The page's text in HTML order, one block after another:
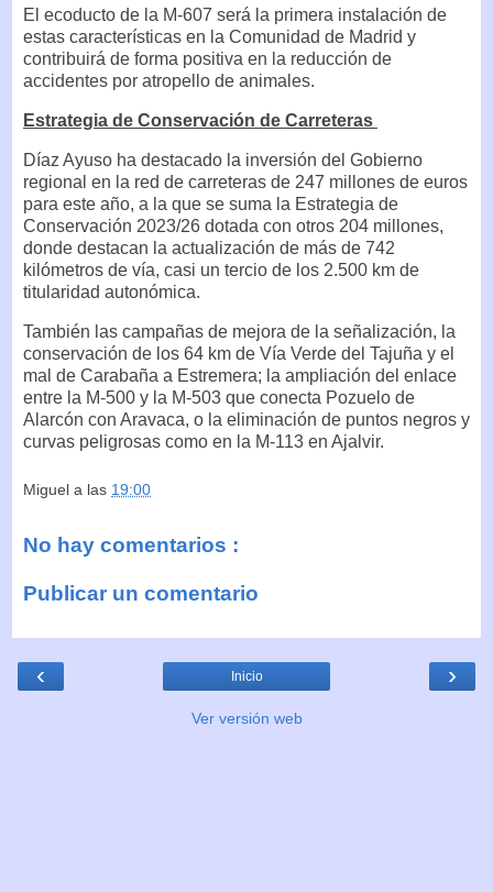
El ecoducto de la M-607 será la primera instalación de
estas características en la Comunidad de Madrid y
contribuirá de forma positiva en la reducción de
accidentes por atropello de animales.
Estrategia de Conservación de Carreteras
Díaz Ayuso ha destacado la inversión del Gobierno
regional en la red de carreteras de 247 millones de euros
para este año, a la que se suma la Estrategia de
Conservación 2023/26 dotada con otros 204 millones,
donde destacan la actualización de más de 742
kilómetros de vía, casi un tercio de los 2.500 km de
titularidad autonómica.
También las campañas de mejora de la señalización, la
conservación de los 64 km de Vía Verde del Tajuña y el
mal de Carabaña a Estremera; la ampliación del enlace
entre la M-500 y la M-503 que conecta Pozuelo de
Alarcón con Aravaca, o la eliminación de puntos negros y
curvas peligrosas como en la M-113 en Ajalvir.
Miguel a las 19:00
No hay comentarios :
Publicar un comentario
‹ ›
Inicio
Ver versión web